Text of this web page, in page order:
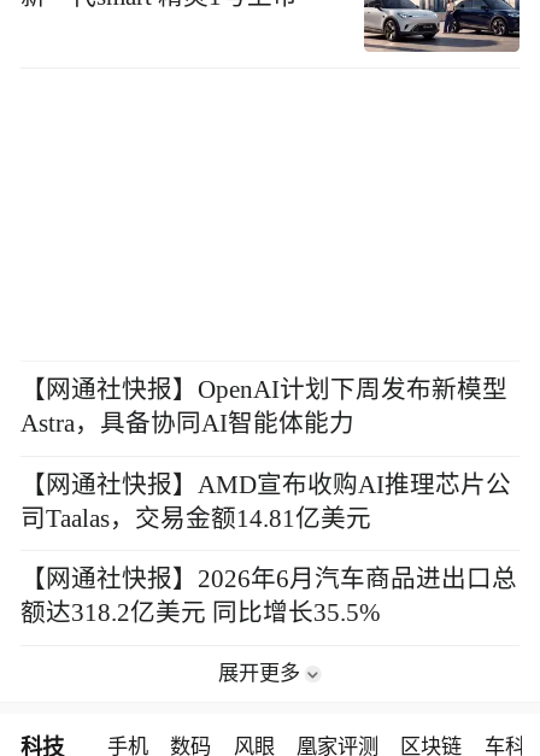
【网通社快报】OpenAI计划下周发布新模型
Astra，具备协同AI智能体能力
【网通社快报】AMD宣布收购AI推理芯片公
司Taalas，交易金额14.81亿美元
【网通社快报】2026年6月汽车商品进出口总
额达318.2亿美元 同比增长35.5%
展开更多
科技 手机 数码 风眼 凰家评测 区块链 车科